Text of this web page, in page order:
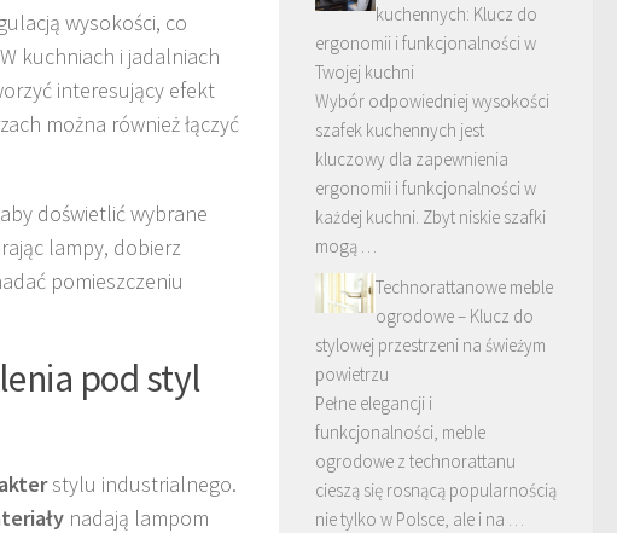
wysokości, co
kuchniach i jadalniach
interesujący efekt
można również łączyć
doświetlić wybrane
lampy, dobierz
pomieszczeniu
pod styl
stylu industrialnego.
nadają lampom
kuchennych: Klucz do
ergonomii i funkcjonalności w
Twojej kuchni
Wybór odpowiedniej wysokości
szafek kuchennych jest
kluczowy dla zapewnienia
ergonomii i funkcjonalności w
każdej kuchni. Zbyt niskie szafki
mogą …
Technorattanowe meble
ogrodowe – Klucz do
stylowej przestrzeni na świeżym
powietrzu
Pełne elegancji i
funkcjonalności, meble
ogrodowe z technorattanu
cieszą się rosnącą popularnością
nie tylko w Polsce, ale i na …